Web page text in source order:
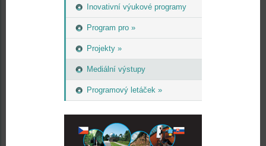
Inovativní výukové programy
Program pro »
Projekty »
Mediální výstupy
Programový letáček »